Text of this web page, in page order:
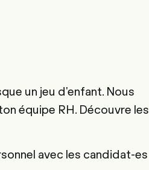
un jeu d'enfant. Nous
équipe RH. Découvre les
avec les candidat-es